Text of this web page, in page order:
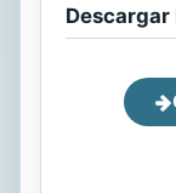
Descargar